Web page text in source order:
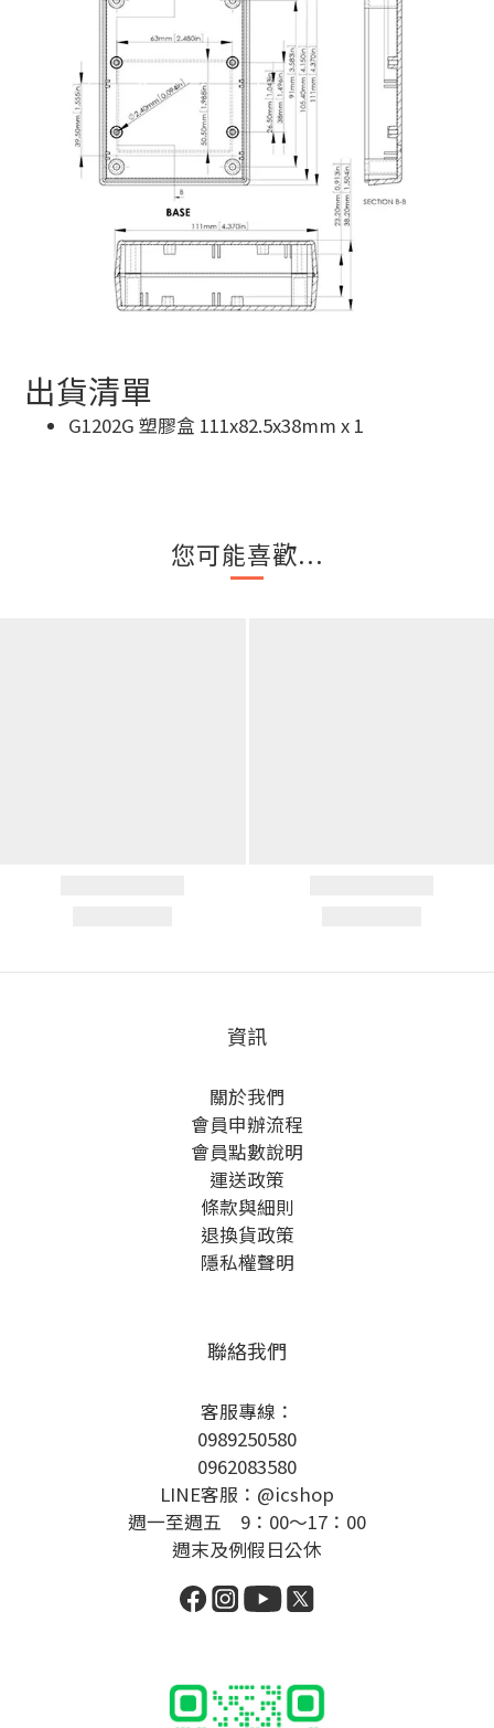
出貨清單
G1202G 塑膠盒 111x82.5x38mm x 1
您可能喜歡...
資訊
關於我們
會員申辦流程
會員點數說明
運送政策
條款與細則
退換貨政策
隱私權聲明
聯絡我們
客服專線：
0989250580
0962083580
LINE客服：@icshop
週一至週五 9：00～17：00
週末及例假日公休